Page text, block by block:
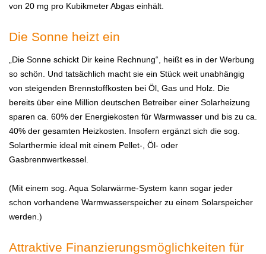
von 20 mg pro Kubikmeter Abgas einhält.
Die Sonne heizt ein
„Die Sonne schickt Dir keine Rechnung“, heißt es in der Werbung
so schön. Und tatsächlich macht sie ein Stück weit unabhängig
von steigenden Brennstoffkosten bei Öl, Gas und Holz. Die
bereits über eine Million deutschen Betreiber einer Solarheizung
sparen ca. 60% der Energiekosten für Warmwasser und bis zu ca.
40% der gesamten Heizkosten. Insofern ergänzt sich die sog.
Solarthermie ideal mit einem Pellet-, Öl- oder
Gasbrennwertkessel.
(Mit einem sog. Aqua Solarwärme-System kann sogar jeder
schon vorhandene Warmwasserspeicher zu einem Solarspeicher
werden.)
Attraktive Finanzierungsmöglichkeiten für